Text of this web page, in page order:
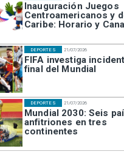
Inauguración Juegos
Centroamericanos y
Caribe: Horario y
21/07/2026
FIFA investiga
final del Mundial
DEPORTES
21/07/2026
Mundial 2030: Seis
anfitriones en tres
continentes
DEPORTES